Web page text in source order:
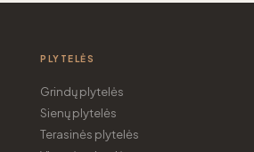
PLYTELĖS
Grindų plytelės
Sienų plytelės
Terasinės plytelės